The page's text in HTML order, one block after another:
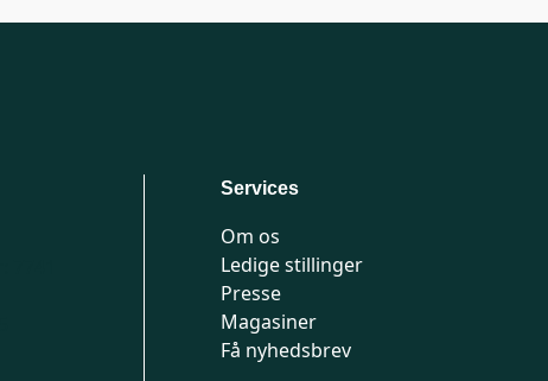
Services
Om os
Ledige stillinger
Presse
Magasiner
Få nyhedsbrev